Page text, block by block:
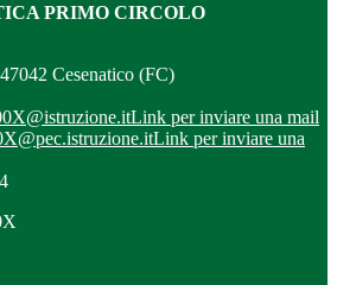
PRIMO CIRCOLO
Cesenatico (FC)
Link per inviare una mail
Link per inviare una